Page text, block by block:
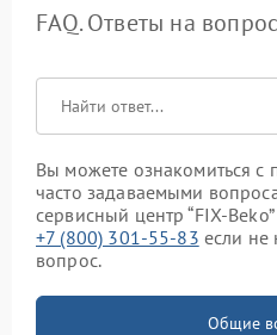
FAQ. Ответы на
Вы можете ознакомиться
часто задаваемыми
сервисный центр “FIX-
+7 (800) 301-55-83 если не
вопрос.
Общие